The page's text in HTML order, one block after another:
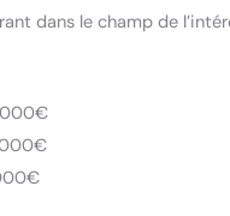
dans le champ de
000€
000€